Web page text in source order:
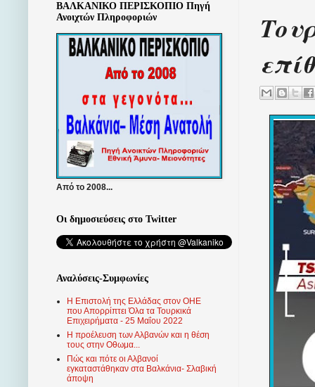
ΒΑΛΚΑΝΙΚΟ ΠΕΡΙΣΚΟΠΙΟ Πηγή
Ανοιχτών Πληροφοριών
Από το 2008...
Οι δημοσιεύσεις στο Twitter
Αναλύσεις-Συμφωνίες
Η Επιστολή της Ελλάδας στον ΟΗΕ
που Απορρίπτει Όλα τα Τουρκικά
Επιχειρήματα - 25 Μαΐου 2022
Η προέλευση των Αλβανών και η θέση
τους στην Οθωμα...
Πώς και πότε οι Αλβανοί
εγκαταστάθηκαν στα Βαλκάνια- Σλαβική
άποψη